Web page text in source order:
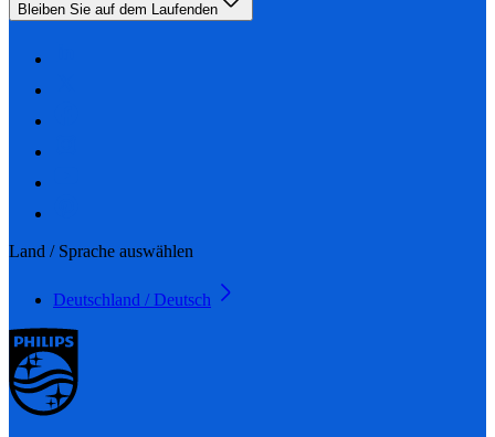
Bleiben Sie auf dem Laufenden
Land / Sprache auswählen
Deutschland / Deutsch